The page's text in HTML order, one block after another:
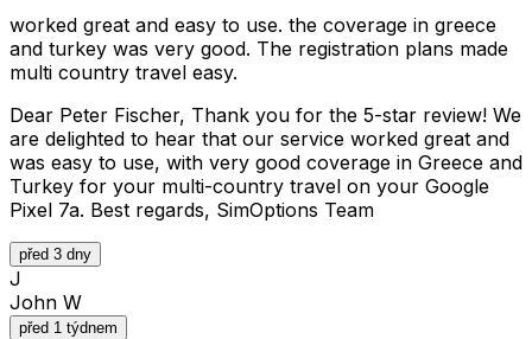
worked great and easy to use. the coverage in greece
and turkey was very good. The registration plans made
multi country travel easy.
Dear Peter Fischer, Thank you for the 5-star review! We
are delighted to hear that our service worked great and
was easy to use, with very good coverage in Greece and
Turkey for your multi-country travel on your Google
Pixel 7a. Best regards, SimOptions Team
před 3 dny
J
John W
před 1 týdnem